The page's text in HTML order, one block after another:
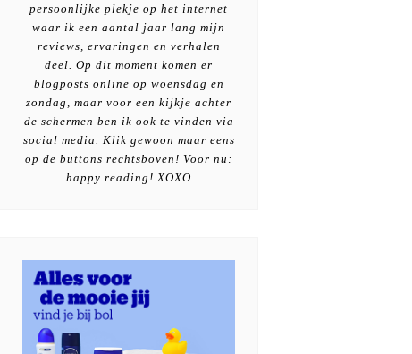
persoonlijke plekje op het internet
waar ik een aantal jaar lang mijn
reviews, ervaringen en verhalen
deel. Op dit moment komen er
blogposts online op woensdag en
zondag, maar voor een kijkje achter
de schermen ben ik ook te vinden via
social media. Klik gewoon maar eens
op de buttons rechtsboven! Voor nu:
happy reading! XOXO